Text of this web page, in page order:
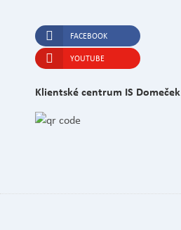
FACEBOOK
YOUTUBE
Klientské centrum IS Domeček